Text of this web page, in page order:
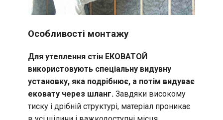
Особливості монтажу
Для утеплення стін ЕКОВАТОЙ
використовують спеціальну видувну
установку, яка подрібнює, а потім видуває
ековату через шланг. Завдяки високому
тиску і дрібній структурі, матеріал проникає